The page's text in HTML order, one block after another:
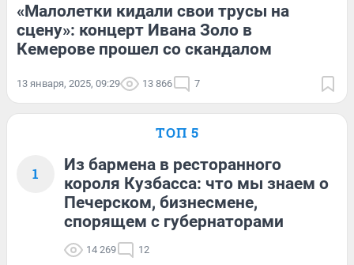
«Малолетки кидали свои трусы на
сцену»: концерт Ивана Золо в
Кемерове прошел со скандалом
13 января, 2025, 09:29 13 866 7
ТОП 5
1
Из бармена в ресторанного
короля Кузбасса: что мы знаем о
Печерском, бизнесмене,
спорящем с губернаторами
14 269 12